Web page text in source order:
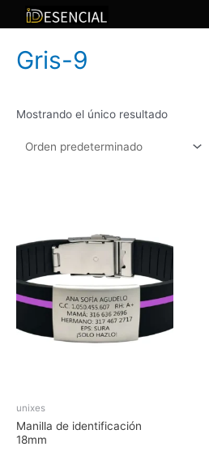
Gris-9
Mostrando el único resultado
unixes
Manilla de identificación
18mm